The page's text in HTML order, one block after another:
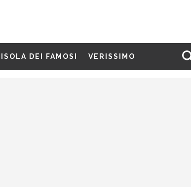
ISOLA DEI FAMOSI VERISSIMO